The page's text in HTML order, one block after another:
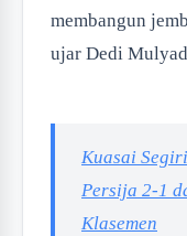
membangun
ujar Dedi
Kuasai
Persija 2-1
Klasemen